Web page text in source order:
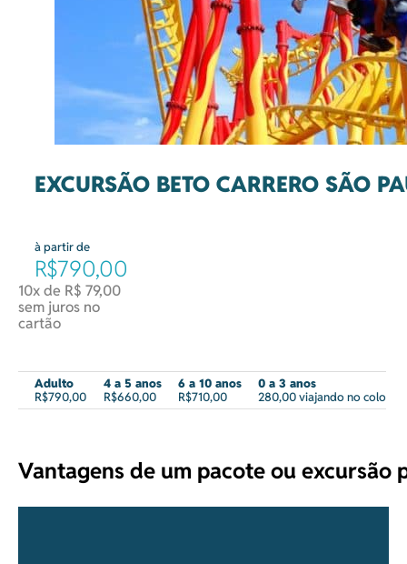
EXCURSÃO BETO CARRERO SÃO
à partir de
R$790,00
10x de R$ 79,00
sem juros no
cartão
Adulto
R$790,00
4 a 5 anos
R$660,00
6 a 10 anos
R$710,00
0 a 3 anos
280,00 viajando no colo
Vantagens de um pacote ou excursão